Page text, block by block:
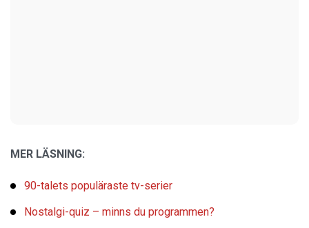
MER LÄSNING:
90-talets populäraste tv-serier
Nostalgi-quiz – minns du programmen?